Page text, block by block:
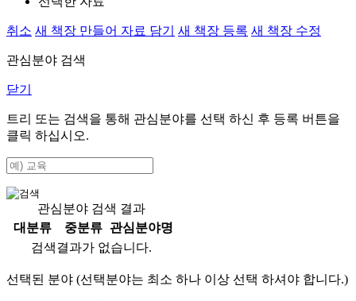
취소 새 책장 만들어 자료 담기 새 책장 등록 새 책장 수정
관심분야 검색
닫기
트리 또는 검색을 통해 관심분야를 선택 하신 후 등록 버튼을
클릭 하십시오.
관심분야 검색 결과
대분류
중분류
관심분야명
검색결과가 없습니다.
선택된 분야 (선택분야는 최소 하나 이상 선택 하셔야 합니다.)